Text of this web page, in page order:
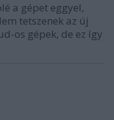
a gépet eggyel,
tetszenek az új
os gépek, de ez így